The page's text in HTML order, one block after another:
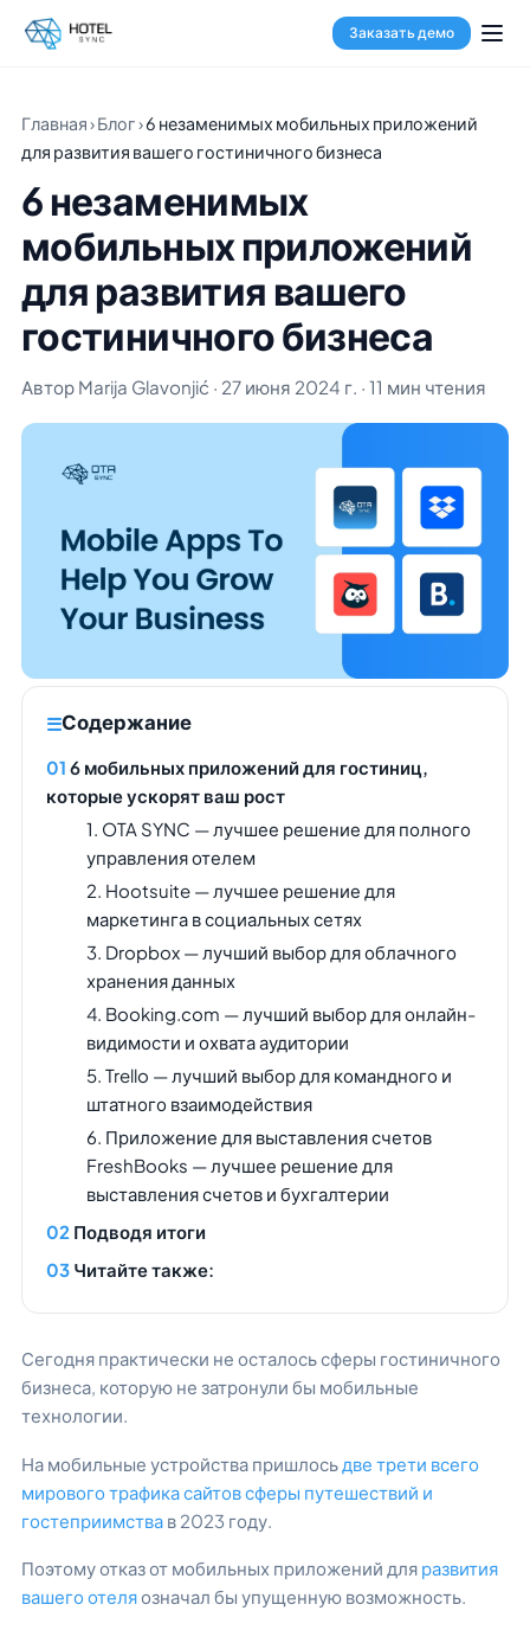
Заказать демо
Главная›Блог›6 незаменимых мобильных приложений
для развития вашего гостиничного бизнеса
6 незаменимых
мобильных приложений
для развития вашего
гостиничного бизнеса
Автор Marija Glavonjić · 27 июня 2024 г. · 11 мин чтения
Содержание
6 мобильных приложений для гостиниц,
которые ускорят ваш рост
1. OTA SYNC — лучшее решение для полного
управления отелем
2. Hootsuite — лучшее решение для
маркетинга в социальных сетях
3. Dropbox — лучший выбор для облачного
хранения данных
4. Booking.com — лучший выбор для онлайн-
видимости и охвата аудитории
5. Trello — лучший выбор для командного и
штатного взаимодействия
6. Приложение для выставления счетов
FreshBooks — лучшее решение для
выставления счетов и бухгалтерии
Подводя итоги
Читайте также:
Сегодня практически не осталось сферы гостиничного
бизнеса, которую не затронули бы мобильные
технологии.
На мобильные устройства пришлосьдве трети всего
мирового трафика сайтов сферы путешествий и
гостеприимства в 2023 году.
Поэтому отказ от мобильных приложений для развития
вашего отеляозначал бы упущенную возможность.